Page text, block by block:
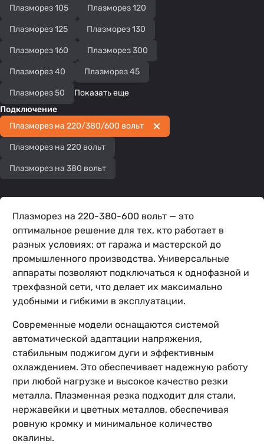
Плазморез 105 Плазморез 120
Плазморез 125 Плазморез 130
Плазморез 160 Плазморез 300
Плазморез 40 Плазморез 45
Плазморез 50
Показать еще
Подключение
Плазморез на 220 вольт
Плазморез на 220/380/600 вольт
Плазморез на 380 вольт
Плазморез на 220-380-600 вольт — это
оптимальное решение для тех, кто работает в
разных условиях: от гаража и мастерской до
промышленного производства. Универсальные
аппараты позволяют подключаться к однофазной и
трехфазной сети, что делает их максимально
удобными и гибкими в эксплуатации.
Современные модели оснащаются системой
автоматической адаптации напряжения,
стабильным поджигом дуги и эффективным
охлаждением. Это обеспечивает надежную работу
при любой нагрузке и высокое качество резки
металла. Плазменная резка подходит для стали,
нержавейки и цветных металлов, обеспечивая
ровную кромку и минимальное количество
окалины.